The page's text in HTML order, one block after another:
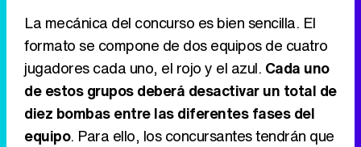
Canción ganadora de Eurovisión 2026: DARA con "Bangaranga" por Bulgaria
La mecánica del concurso es bien sencilla. El
formato se compone de dos equipos de cuatro
jugadores cada uno, el rojo y el azul. Cada uno
de estos grupos deberá desactivar un total de
diez bombas entre las diferentes fases del
equipo. Para ello, los concursantes tendrán que